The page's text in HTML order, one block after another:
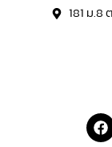
181 ม.8
F
a